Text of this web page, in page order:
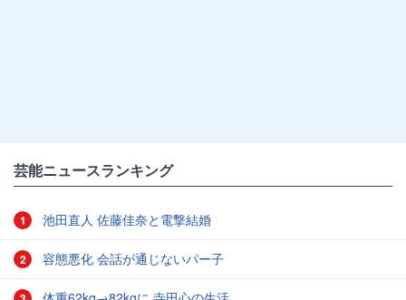
芸能ニュースランキング
1 池田直人 佐藤佳奈と電撃結婚
2 容態悪化 会話が通じないパー子